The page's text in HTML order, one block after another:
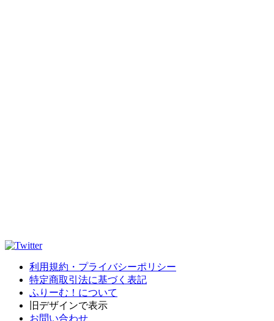
利用規約・プライバシーポリシー
特定商取引法に基づく表記
ふりーむ！について
旧デザインで表示
お問い合わせ